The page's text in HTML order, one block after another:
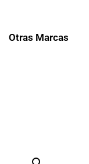
Otras Marcas